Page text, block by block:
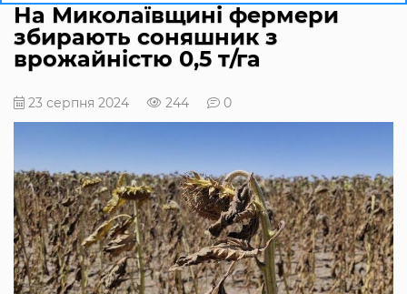
На Миколаївщині фермери
збирають соняшник з
врожайністю 0,5 т/га
23 серпня 2024 244 0